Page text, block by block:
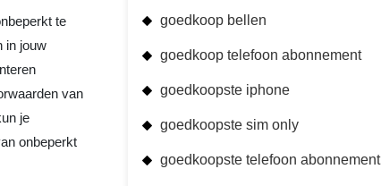
te
in jouw
van
je
onbeperkt
goedkoop bellen
goedkoop telefoon abonnement
goedkoopste iphone
goedkoopste sim only
goedkoopste telefoon abonnement